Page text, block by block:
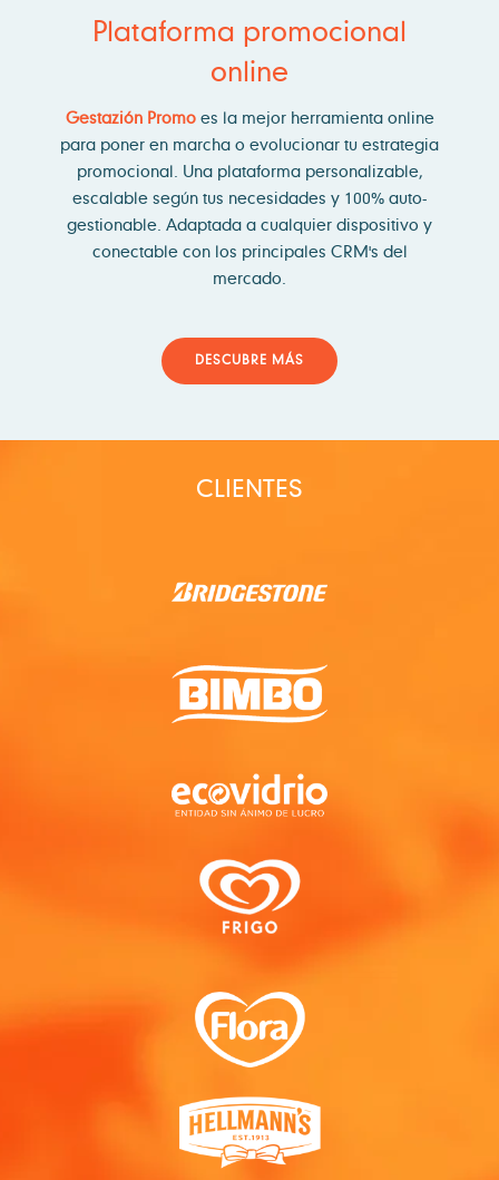
Plataforma promocional
online
Gestazión Promoes la mejor herramienta online
para poner en marcha o evolucionar tu estrategia
promocional. Una plataforma personalizable,
escalable según tus necesidades y 100% auto-
gestionable. Adaptada a cualquier dispositivo y
conectable con los principales CRM's del
mercado.
DESCUBRE MÁS
CLIENTES